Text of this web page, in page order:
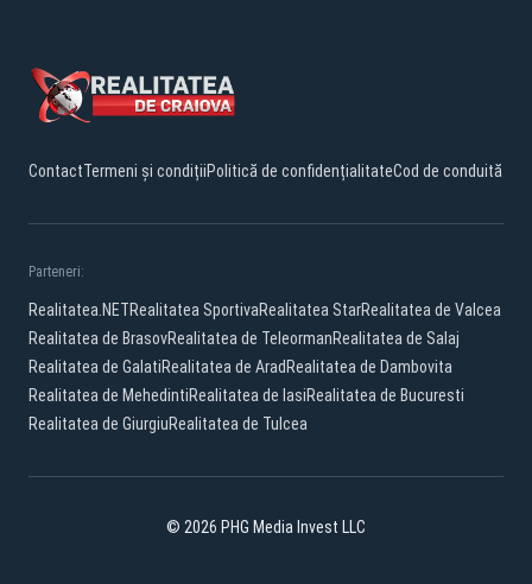
ContactTermeni și condițiiPolitică de confidențialitateCod de conduită
Parteneri:
Realitatea.NETRealitatea SportivaRealitatea StarRealitatea de Valcea
Realitatea de BrasovRealitatea de TeleormanRealitatea de Salaj
Realitatea de GalatiRealitatea de Arad Realitatea de Dambovita
Realitatea de MehedintiRealitatea de IasiRealitatea de Bucuresti
Realitatea de GiurgiuRealitatea de Tulcea
© 2026 PHG Media Invest LLC